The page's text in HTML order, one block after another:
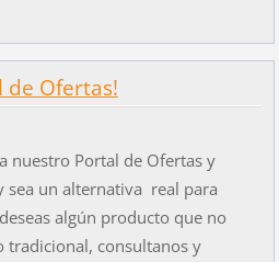
de Ofertas!
nuestro Portal de Ofertas y
sea un alternativa real para
algún producto que no
tradicional, consultanos y